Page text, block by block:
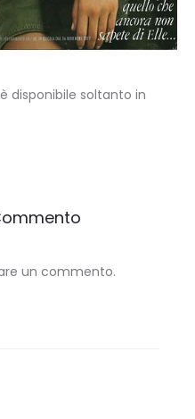
disponibile soltanto in
un commento.